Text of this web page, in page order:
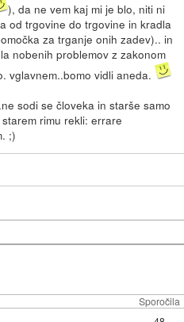
), da ne vem kaj mi je blo, niti ni
od trgovine do trgovine in kradla
za trganje onih zadev).. in
nobenih problemov z zakonom
vglavnem..bomo vidli aneda.
sodi se človeka in starše samo
rimu rekli: errare
;)
Sporočila